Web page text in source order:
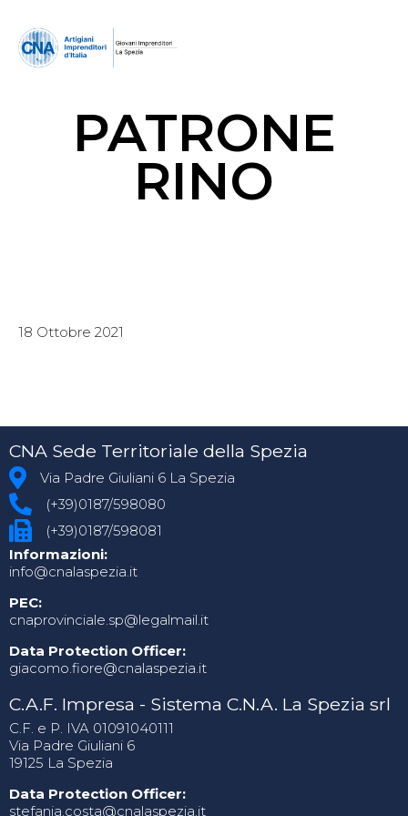
PATRONE
RINO
18 Ottobre 2021
CNA Sede Territoriale della Spezia
Via Padre Giuliani 6 La Spezia
(+39)0187/598080
(+39)0187/598081
Informazioni:
info@cnalaspezia.it
PEC:
cnaprovinciale.sp@legalmail.it
Data Protection Officer:
giacomo.fiore@cnalaspezia.it
C.A.F. Impresa - Sistema C.N.A. La Spezia srl
C.F. e P. IVA 01091040111
Via Padre Giuliani 6
19125 La Spezia
Data Protection Officer:
stefania.costa@cnalaspezia.it